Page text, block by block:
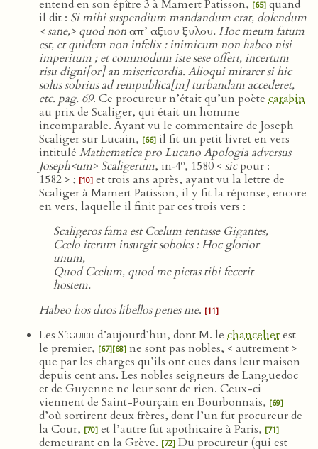
entend en son épître 3 à Mamert Patisson, [65] quand
il dit : Si mihi suspendium mandandum erat, dolendum
< sane,> quod nonαπ’ αξιου ξυλου. Hoc meum fatum
est, et quidem non infelix : inimicum non habeo nisi
imperitum ; et commodum iste sese offert, incertum
risu digni[or] an misericordia. Alioqui mirarer si hic
solus sobrius ad rempublica[m] turbandam accederet,
etc. pag. 69. Ce procureur n’était qu’un poète carabin
au prix de Scaliger, qui était un homme
incomparable. Ayant vu le commentaire de Joseph
Scaliger sur Lucain, [66] il fit un petit livret en vers
intitulé Mathematica pro Lucano Apologia adversus
Joseph<um> Scaligerum, in‑4o, 1580 < sicpour :
1582 > ; [10] et trois ans après, ayant vu la lettre de
Scaliger à Mamert Patisson, il y fit la réponse, encore
en vers, laquelle il finit par ces trois vers :
Scaligeros fama est Cœlum tentasse Gigantes,
Cœlo iterum insurgit soboles : Hoc glorior
unum,
Quod Cœlum, quod me pietas tibi fecerit
hostem.
Habeo hos duos libellos penes me. [11]
Les Séguier d’aujourd’hui, dont M. le chancelierest
le premier, [67][68] ne sont pas nobles, < autrement >
que par les charges qu’ils ont eues dans leur maison
depuis cent ans. Les nobles seigneurs de Languedoc
et de Guyenne ne leur sont de rien. Ceux-ci
viennent de Saint-Pourçain en Bourbonnais, [69]
d’où sortirent deux frères, dont l’un fut procureur de
la Cour, [70] et l’autre fut apothicaire à Paris, [71]
demeurant en la Grève. [72] Du procureur (qui est